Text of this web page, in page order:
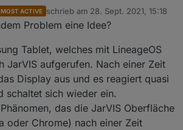
MOST ACTIVE schrieb am 28. Sept. 2021, 15:18
zuletzt editiert von
Problem eine Idee?
Tablet, welches mit LineageOS
JarVIS aufgerufen. Nach einer Zeit
Display aus und es reagiert quasi
schaltet sich wieder ein.
das die JarVIS Oberfläche
oder Chrome) nach einer Zeit